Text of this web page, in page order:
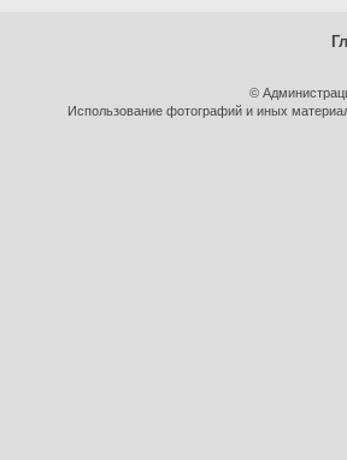
©
Использование фотографий и иных